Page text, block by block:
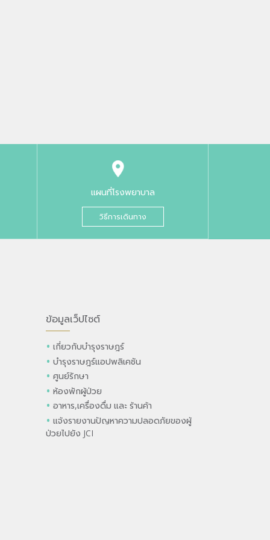
แผนที่โรงพยาบาล
วิธีการเดินทาง
ข้อมูลเว็ปไซต์
เกี่ยวกับบำรุงราษฎร์
บำรุงราษฎร์แอปพลิเคชัน
ศูนย์รักษา
ห้องพักผู้ป่วย
อาหาร,เครื่องดื่ม และ ร้านค้า
แจ้งรายงานปัญหาความปลอดภัยของผู้
ป่วยไปยัง JCI